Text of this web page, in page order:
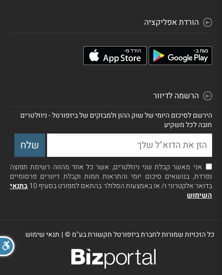
הורדת אפליקציה
הרשמה לדיוור
הירשם לסיכום היומי של שוק ההון ולמבזקים של ביזפורטל - ניוזלטרים
חובה לכל משקיע
אני מאשר קבלת שני ניוזלטרים, אשר כל אחד מהווה רשימת תפוצה
נפרדת, בנושאים סיכום יומי והתראות חמות וקבלת דיוורים פרסומיים
בדואר אלקטרוני ו/ או באמצעות הסלולר בהתאם למפורט בסעיף 10
בתנאי
השימוש
כל הזכויות שמורות לחברת ביזפורטל תקשורת בע"מ ©| תנאי שימוש